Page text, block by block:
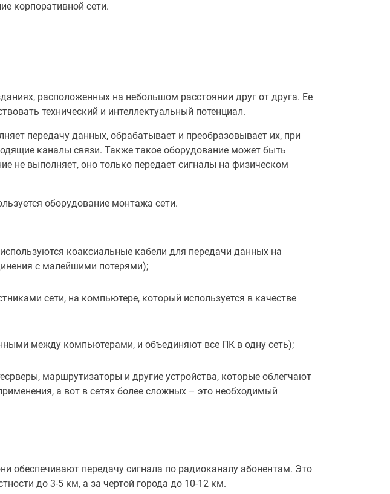
корпоративной сети.
расположенных на небольшом расстоянии друг от друга. Ее
технический и интеллектуальный потенциал.
передачу данных, обрабатывает и преобразовывает их, при
каналы связи. Также такое оборудование может быть
не выполняет, оно только передает сигналы на физическом
оборудование монтажа сети.
коаксиальные кабели для передачи данных на
с малейшими потерями);
сети, на компьютере, который используется в качестве
между компьютерами, и объединяют все ПК в одну сеть);
маршрутизаторы и другие устройства, которые облегчают
а вот в сетях более сложных – это необходимый
обеспечивают передачу сигнала по радиоканалу абонентам. Это
до 3-5 км, а за чертой города до 10-12 км.